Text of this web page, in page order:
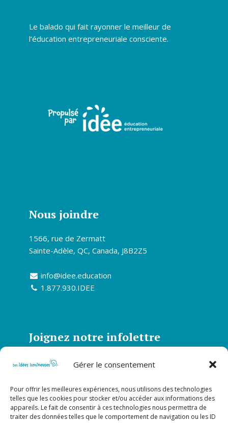
Gérer le consentement
Pour offrir les meilleures expériences, nous utilisons des technologies
telles que les cookies pour stocker et/ou accéder aux informations des
appareils. Le fait de consentir à ces technologies nous permettra de
traiter des données telles que le comportement de navigation ou les ID
Le balado qui fait rayonner le meilleur de
l’éducation entrepreneuriale consciente.
Nous joindre
1566, rue de Zermatt
Sainte-Adèle, QC, Canada, J8B2Z5
info@idee.education
1.877.930.IDEE
Joignez notre infolettre
Abonnez-vous à notre infolettre et soyez
S’abonner